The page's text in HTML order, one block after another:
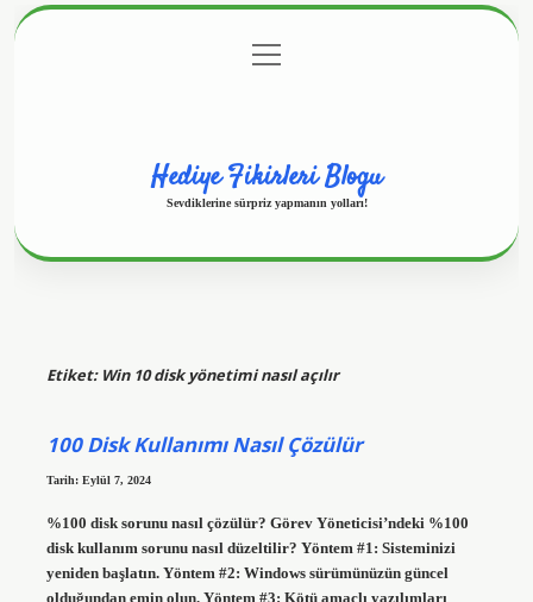
Gizlilik Politikası
menüyü
aç
Hediye Fikirleri Blogu
Sevdiklerine sürpriz yapmanın yolları!
Etiket: Win 10 disk yönetimi nasıl açılır
100 Disk Kullanımı Nasıl Çözülür
Tarih: Eylül 7, 2024
%100 disk sorunu nasıl çözülür? Görev Yöneticisi’ndeki %100
disk kullanım sorunu nasıl düzeltilir? Yöntem #1: Sisteminizi
yeniden başlatın. Yöntem #2: Windows sürümünüzün güncel
olduğundan emin olun. Yöntem #3: Kötü amaçlı yazılımları